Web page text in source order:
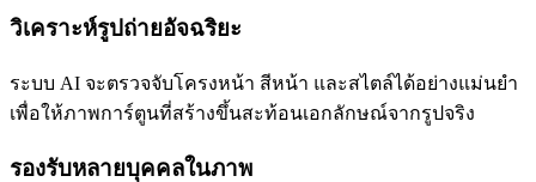
วิเคราะห์รูปถ่ายอัจฉริยะ
ระบบ AI จะตรวจจับโครงหน้า สีหน้า และสไตล์ได้อย่างแม่นยำ
เพื่อให้ภาพการ์ตูนที่สร้างขึ้นสะท้อนเอกลักษณ์จากรูปจริง
รองรับหลายบุคคลในภาพ